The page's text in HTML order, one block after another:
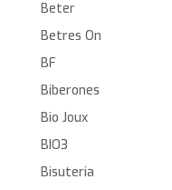
Beter
Betres On
BF
Biberones
Bio Joux
BIO3
Bisuteria